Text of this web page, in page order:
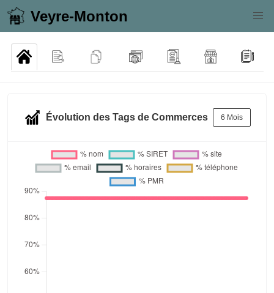
Veyre-Monton
Évolution des Tags de Commerces 6 Mois